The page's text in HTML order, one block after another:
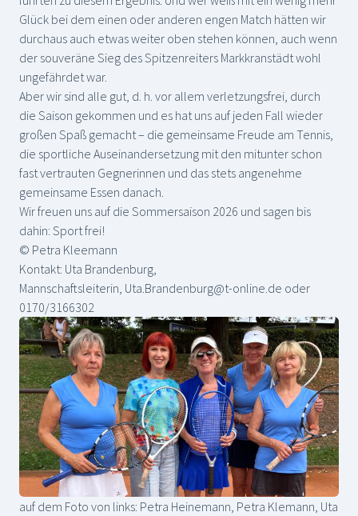
Glück bei dem einen oder anderen engen Match hätten wir
durchaus auch etwas weiter oben stehen können, auch wenn
der souveräne Sieg des Spitzenreiters Markkranstädt wohl
ungefährdet war.
Aber wir sind alle gut, d. h. vor allem verletzungsfrei, durch
die Saison gekommen und es hat uns auf jeden Fall wieder
großen Spaß gemacht – die gemeinsame Freude am Tennis,
die sportliche Auseinandersetzung mit den mitunter schon
fast vertrauten Gegnerinnen und das stets angenehme
gemeinsame Essen danach.
Wir freuen uns auf die Sommersaison 2026 und sagen bis
dahin: Sport frei!
© Petra Kleemann
Kontakt: Uta Brandenburg,
Mannschaftsleiterin, Uta.Brandenburg@t-online.de oder
0170/3166302
auf dem Foto von links: Petra Heinemann, Petra Klemann, Uta